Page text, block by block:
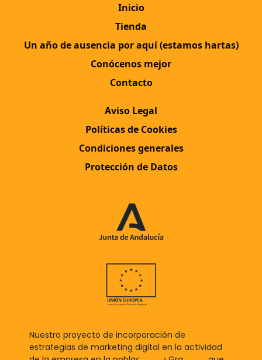
Inicio
Tienda
Un año de ausencia por aquí (estamos hartas)
Conócenos mejor
Contacto
Aviso Legal
Políticas de Cookies
Condiciones generales
Protección de Datos
Nuestro proyecto de incorporación de
estrategias de marketing digital en la actividad